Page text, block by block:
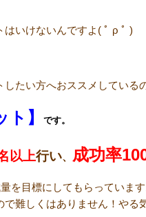
はいけないんですよ( ﾟ ρ ﾟ )
したい方へおススメしている
ト】 です。
以上行い、 成功率
を目標にしてもらっていま
で難しくはありません！や